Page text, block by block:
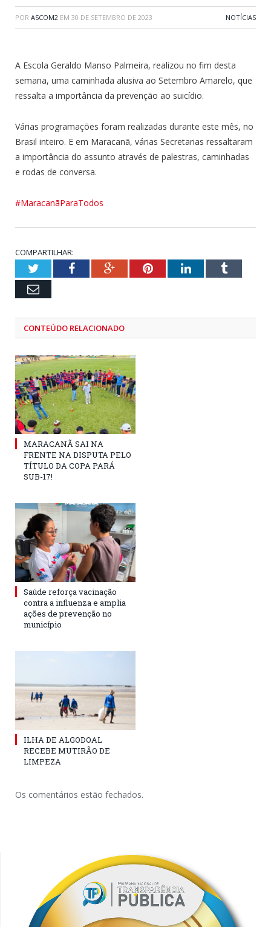
POR ASCOM2 EM 30 DE SETEMBRO DE 2023 NOTÍCIAS
A Escola Geraldo Manso Palmeira, realizou no fim desta
semana, uma caminhada alusiva ao Setembro Amarelo, que
ressalta a importância da prevenção ao suicídio.
Várias programações foram realizadas durante este mês, no
Brasil inteiro. E em Maracanã, várias Secretarias ressaltaram
a importância do assunto através de palestras, caminhadas
e rodas de conversa.
#MaracanãParaTodos
COMPARTILHAR:
TwitterFacebookGoogle+PinterestLinkedInTumblr
Email
CONTEÚDO RELACIONADO
MARACANÃ SAI NA
FRENTE NA DISPUTA PELO
TÍTULO DA COPA PARÁ
SUB-17!
Saúde reforça vacinação
contra a influenza e amplia
ações de prevenção no
município
ILHA DE ALGODOAL
RECEBE MUTIRÃO DE
LIMPEZA
Os comentários estão fechados.